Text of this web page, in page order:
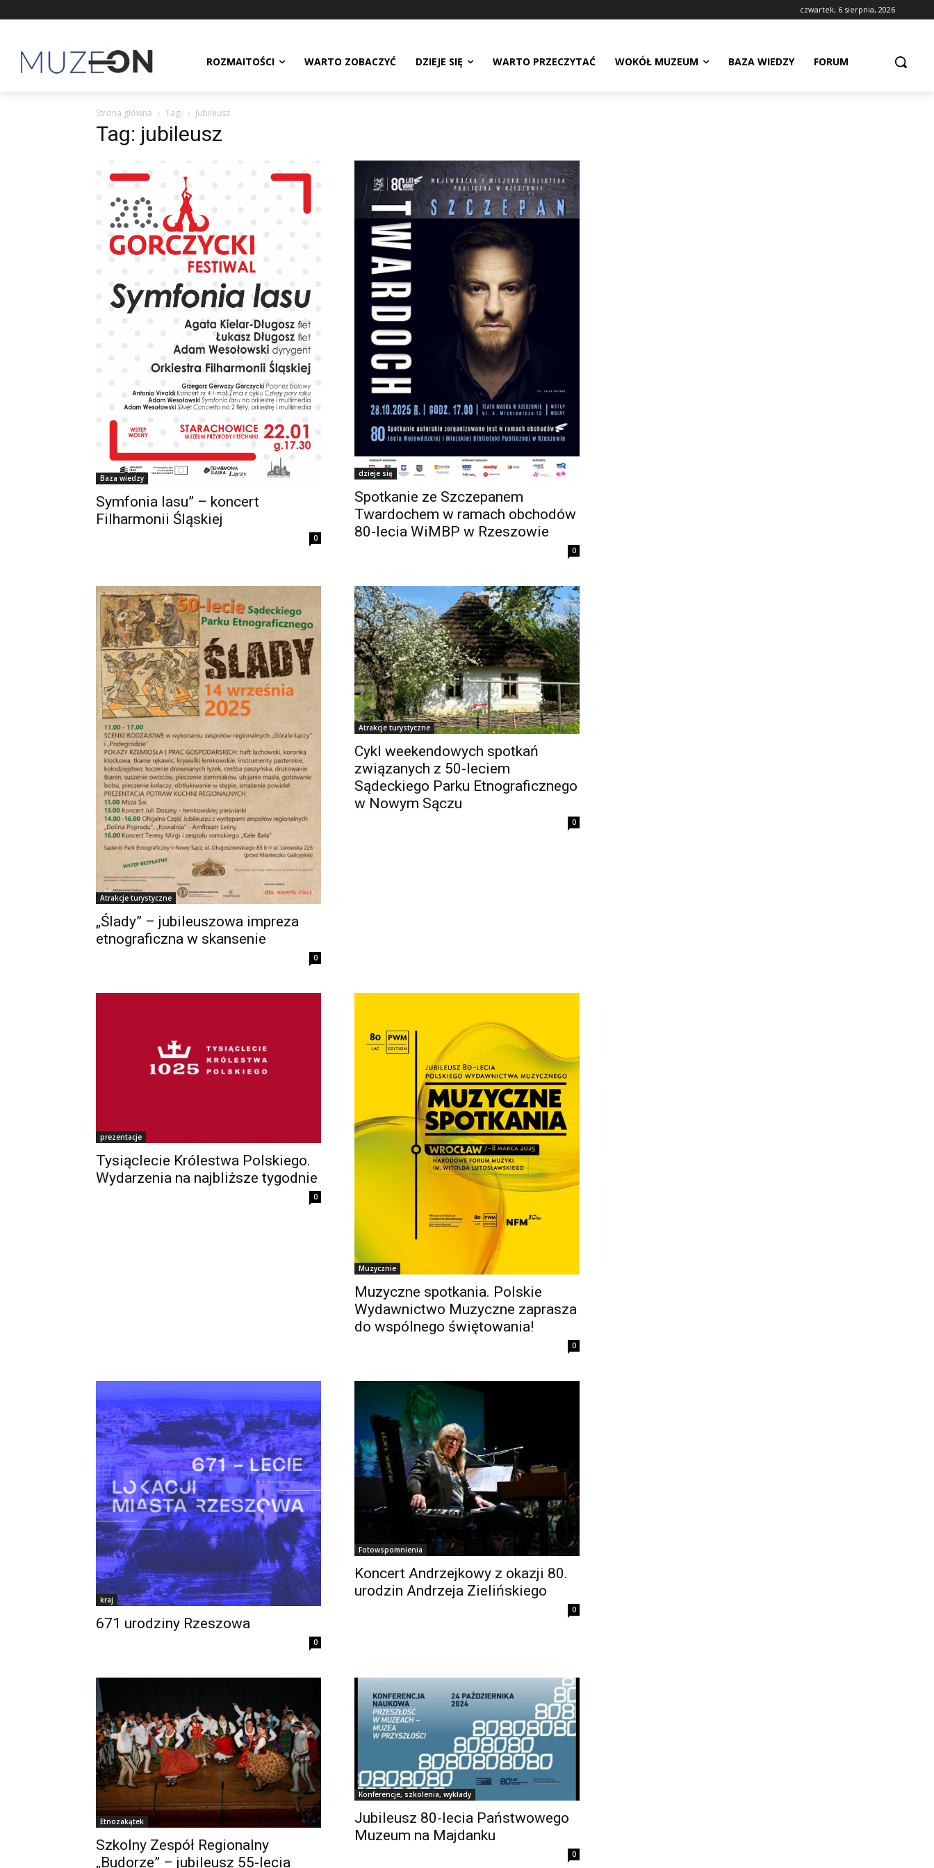
czwartek, 6 sierpnia, 2026
ROZMAITOŚCI WARTO ZOBACZYĆ DZIEJE SIĘ WARTO PRZECZYTAĆ WOKÓŁ MUZEUM BAZA WIEDZY FORUM
Strona główna Tagi Jubileusz
Tag: jubileusz
Baza wiedzy
Symfonia lasu” – koncert
Filharmonii Śląskiej
0
dzieje się
Spotkanie ze Szczepanem
Twardochem w ramach obchodów
80-lecia WiMBP w Rzeszowie
0
Atrakcje turystyczne
„Ślady” – jubileuszowa impreza
etnograficzna w skansenie
0
Atrakcje turystyczne
Cykl weekendowych spotkań
związanych z 50-leciem
Sądeckiego Parku Etnograficznego
w Nowym Sączu
0
prezentacje
Tysiąclecie Królestwa Polskiego.
Wydarzenia na najbliższe tygodnie
0
Muzycznie
Muzyczne spotkania. Polskie
Wydawnictwo Muzyczne zaprasza
do wspólnego świętowania!
0
kraj
671 urodziny Rzeszowa
0
Fotowspomnienia
Koncert Andrzejkowy z okazji 80.
urodzin Andrzeja Zielińskiego
0
Etnozakątek
Szkolny Zespół Regionalny
„Budorze” – jubileusz 55-lecia
Konferencje, szkolenia, wykłady
Jubileusz 80-lecia Państwowego
Muzeum na Majdanku
0